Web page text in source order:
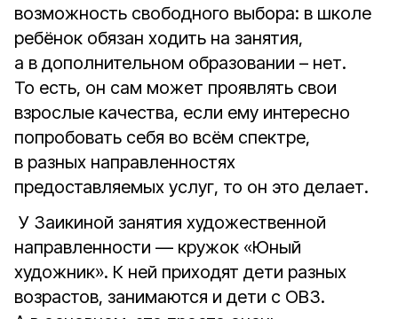
возможность свободного выбора: в школе
ребёнок обязан ходить на занятия,
а в дополнительном образовании – нет.
То есть, он сам может проявлять свои
взрослые качества, если ему интересно
попробовать себя во всём спектре,
в разных направленностях
предоставляемых услуг, то он это делает.
У Заикиной занятия художественной
направленности — кружок «Юный
художник». К ней приходят дети разных
возрастов, занимаются и дети с ОВЗ.